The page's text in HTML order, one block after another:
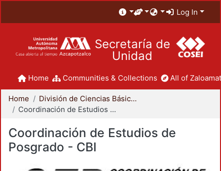
Log In
Secretaría de
Unidad
Home Communities & Collections All of
Home
División de Ciencias Básicas e Ingeniería
Coordinación de Estudios de Posgrado - CBI
Coordinación de Estudios de
Posgrado - CBI